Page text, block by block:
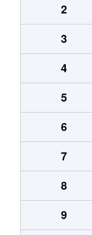
2
3
4
5
6
7
8
9